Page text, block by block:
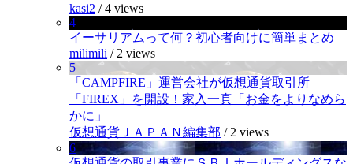
kasi2 /4 views
4
イーサリアムって何？初心者向けに簡単まとめ
milimili / 2 views
5
「CAMPFIRE」運営会社が仮想通貨取引所
「FIREX」を開設！家入一真「お金をよりなめら
かに」
仮想通貨ＪＡＰＡＮ編集部 / 2 views
6